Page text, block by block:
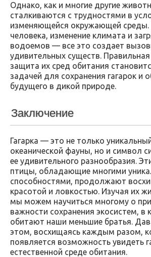
Однако, как и многие другие
сталкиваются с трудностями в
изменяющейся окружающей среды.
человека, изменение климата и
водоемов — все это создает
удивительных существ.
защита их сред обитания
задачей для сохранения гагарок и
будущего в дикой природе.
Заключение
Гагарка — это не только
океанической фауны, но и символ
ее удивительного разнообразия.
птицы, обладающие многими
способностями, продолжают
красотой и ловкостью. Изучая их
мы можем научиться многому о
важности сохранения экосистем, в
обитают наши меньшие братья.
этом, восхищаясь каждым разом,
появляется возможность увидеть
естественной среде обитания.